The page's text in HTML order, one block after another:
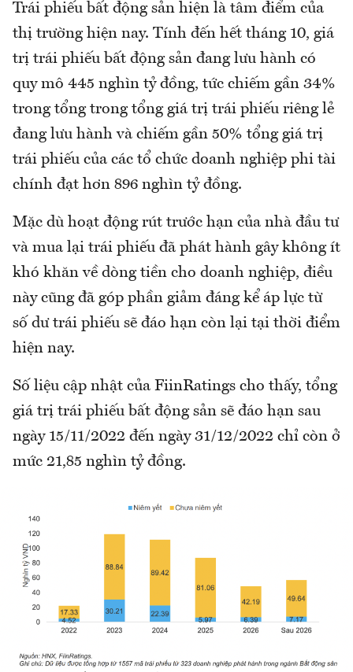
Trái phiếu bất động sản hiện là tâm điểm của
thị trường hiện nay. Tính đến hết tháng 10, giá
trị trái phiếu bất động sản đang lưu hành có
quy mô 445 nghìn tỷ đồng, tức chiếm gần 34%
trong tổng trong tổng giá trị trái phiếu riêng lẻ
đang lưu hành và chiếm gần 50% tổng giá trị
trái phiếu của các tổ chức doanh nghiệp phi tài
chính đạt hơn 896 nghìn tỷ đồng.
Mặc dù hoạt động rút trước hạn của nhà đầu tư
và mua lại trái phiếu đã phát hành gây không ít
khó khăn về dòng tiền cho doanh nghiệp, điều
này cũng đã góp phần giảm đáng kể áp lực từ
số dư trái phiếu sẽ đáo hạn còn lại tại thời điểm
hiện nay.
Số liệu cập nhật của FiinRatings cho thấy, tổng
giá trị trái phiếu bất động sản sẽ đáo hạn sau
ngày 15/11/2022 đến ngày 31/12/2022 chỉ còn ở
mức 21,85 nghìn tỷ đồng.